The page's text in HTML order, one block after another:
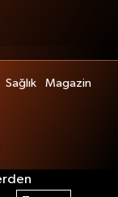
Sağlık
Magazin